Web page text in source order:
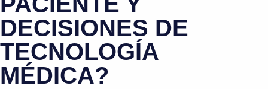
DECISIONES DE
TECNOLOGÍA
MÉDICA?